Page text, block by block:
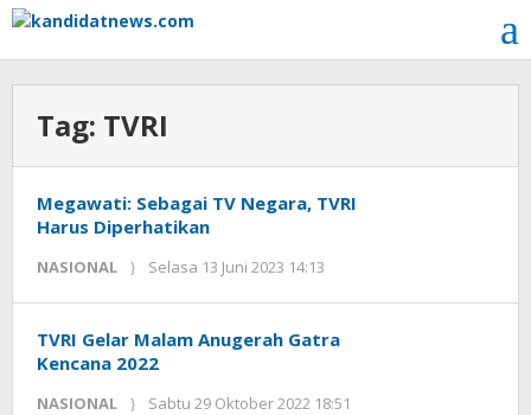
Lewati
konten
Tag: TVRI
Megawati: Sebagai TV Negara, TVRI
Harus Diperhatikan
NASIONAL Selasa 13 Juni 2023 14:13
Jackson
TVRI Gelar Malam Anugerah Gatra
Kencana 2022
NASIONAL Sabtu 29 Oktober 2022 18:51